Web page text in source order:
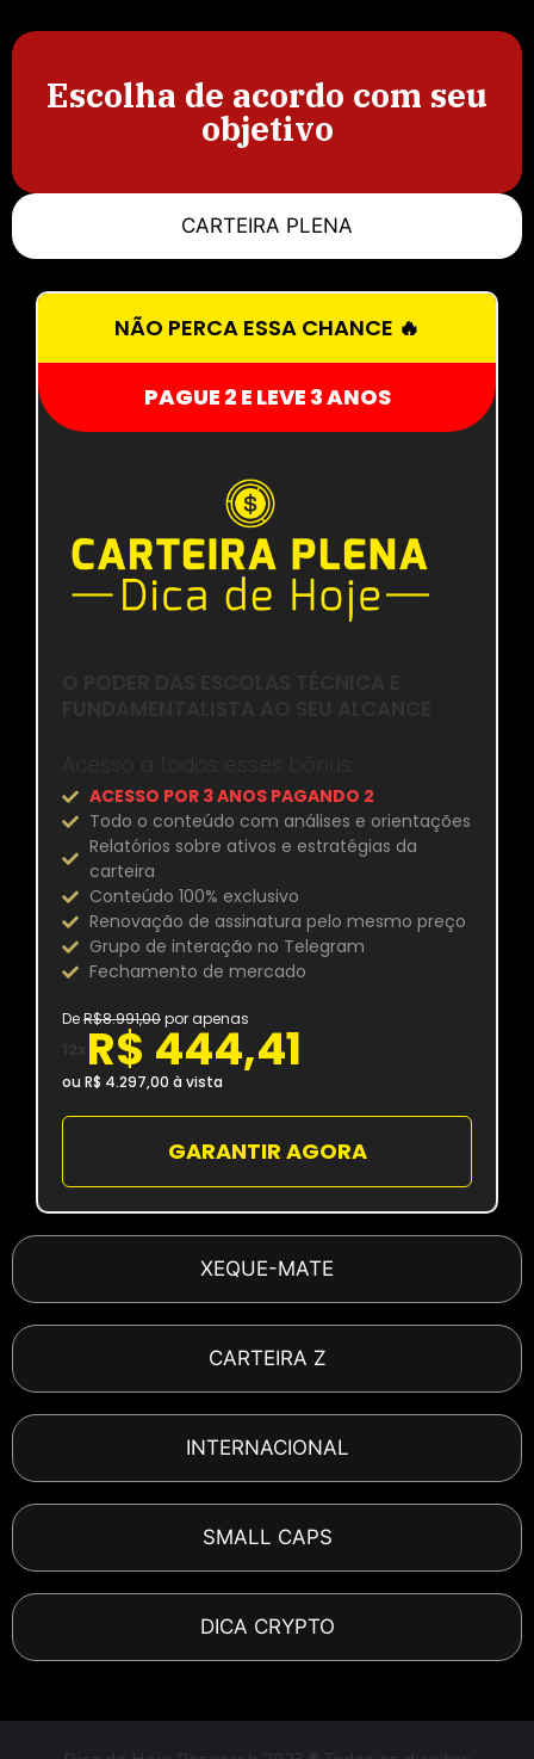
Escolha de acordo com seu
objetivo
CARTEIRA PLENA
XEQUE-MATE
CARTEIRA Z
INTERNACIONAL
SMALL CAPS
DICA CRYPTO
NÃO PERCA ESSA CHANCE 🔥
PAGUE 2 E LEVE 3 ANOS
ACESSO POR 3 ANOS PAGANDO 2
Todo o conteúdo com análises e orientações
Relatórios sobre ativos e estratégias da
carteira
Conteúdo 100% exclusivo
Renovação de assinatura pelo mesmo preço
Grupo de interação no Telegram
Fechamento de mercado
DeR$8.991,00por apenas
R$ 444,41
ou R$ 4.297,00 à vista
GARANTIR AGORA